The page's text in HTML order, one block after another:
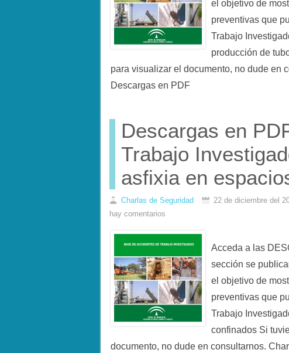
el objetivo de
preventivas que
Trabajo
producción de
para visualizar el documento, no dude en
Descargas en PDF
Descargas en
Trabajo
asfixia en
Charlas de Seguridad 22 de diciembre del
hay comentarios
Acceda a las
sección se
el objetivo de
preventivas que
Trabajo
confinados Si
documento, no dude en consultarnos.